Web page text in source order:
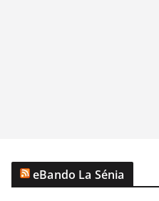
eBando La Sénia